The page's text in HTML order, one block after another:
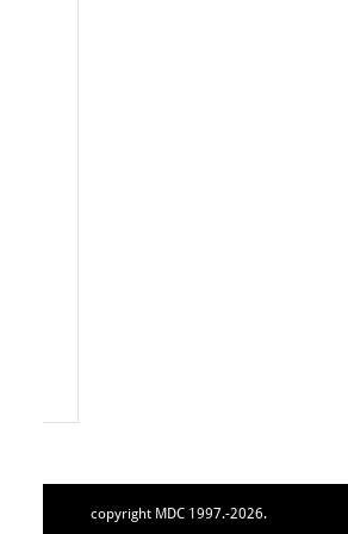
copyright MDC 1997.-2026.